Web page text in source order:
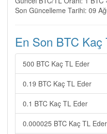
Son Güncelleme Tarihi: 09
En Son BTC
500 BTC Kaç TL Eder
0.19 BTC Kaç TL Eder
0.1 BTC Kaç TL Eder
0.000025 BTC Kaç TL Eder